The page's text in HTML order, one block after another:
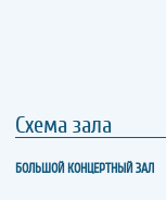
Схема зала
БОЛЬШОЙ КОНЦЕРТНЫЙ ЗАЛ